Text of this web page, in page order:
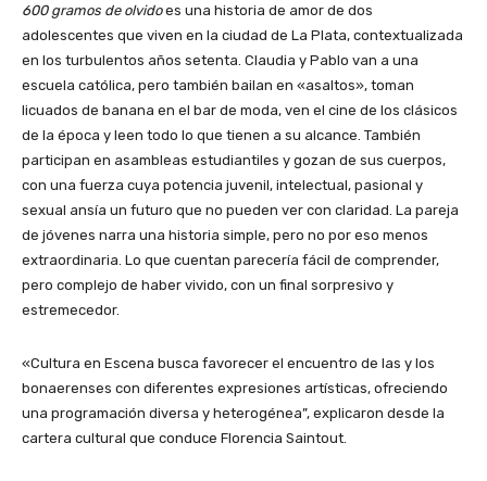
600 gramos de olvidoes una historia de amor de dos
adolescentes que viven en la ciudad de La Plata, contextualizada
en los turbulentos años setenta. Claudia y Pablo van a una
escuela católica, pero también bailan en «asaltos», toman
licuados de banana en el bar de moda, ven el cine de los clásicos
de la época y leen todo lo que tienen a su alcance. También
participan en asambleas estudiantiles y gozan de sus cuerpos,
con una fuerza cuya potencia juvenil, intelectual, pasional y
sexual ansía un futuro que no pueden ver con claridad. La pareja
de jóvenes narra una historia simple, pero no por eso menos
extraordinaria. Lo que cuentan parecería fácil de comprender,
pero complejo de haber vivido, con un final sorpresivo y
estremecedor.
«Cultura en Escena busca favorecer el encuentro de las y los
bonaerenses con diferentes expresiones artísticas, ofreciendo
una programación diversa y heterogénea”, explicaron desde la
cartera cultural que conduce Florencia Saintout.